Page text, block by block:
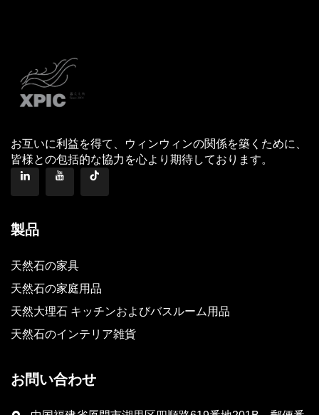
お互いに利益を得て、ウィンウィンの関係を築くために、
皆様との包括的な協力を心より期待しております。
製品
天然石の家具
天然石の家庭用品
天然大理石 キッチンおよびバスルーム用品
天然石のインテリア雑貨
お問い合わせ